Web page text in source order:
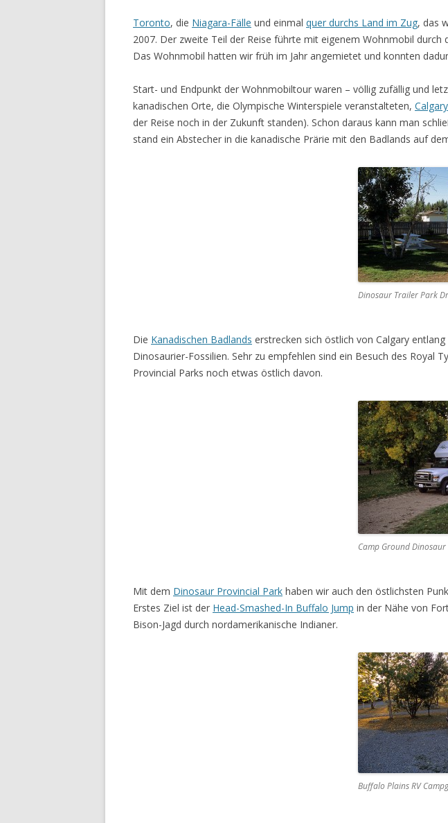
Toronto, die Niagara-Fälle und einmal quer durchs Land im Zug, das
2007. Der zweite Teil der Reise führte mit eigenem Wohnmobil durch
Das Wohnmobil hatten wir früh im Jahr angemietet und konnten
Start- und Endpunkt der Wohnmobiltour waren – völlig zufällig und
kanadischen Orte, die Olympische Winterspiele veranstalteten, Calgary
der Reise noch in der Zukunft standen). Schon daraus kann man
stand ein Abstecher in die kanadische Prärie mit den Badlands auf
Dinosaur Trailer Park
Die Kanadischen Badlands erstrecken sich östlich von Calgary
Dinosaurier-Fossilien. Sehr zu empfehlen sind ein Besuch des
Provincial Parks noch etwas östlich davon.
Camp Ground
Mit dem Dinosaur Provincial Park haben wir auch den östlichsten
Erstes Ziel ist der Head-Smashed-In Buffalo Jump in der Nähe von
Bison-Jagd durch nordamerikanische Indianer.
Buffalo Plains RV